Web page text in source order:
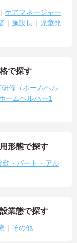
ケアマネージャー
施設長
児童発
で探す
修（ホームヘル
ームヘルパー1
形態で探す
勤・パート・アル
業態で探す
その他